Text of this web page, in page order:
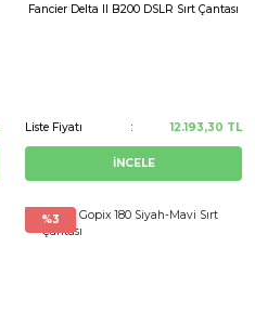
Fancier Delta II B200 DSLR Sırt Çantası
Liste Fiyatı 12.193,30 TL
İNCELE
%3